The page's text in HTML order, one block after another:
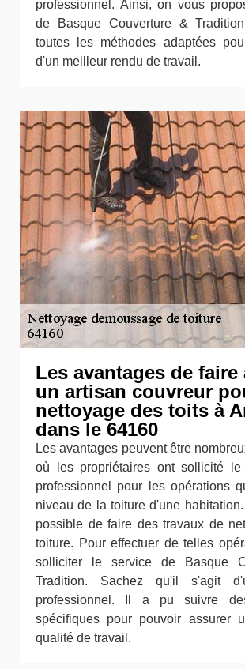
professionnel. Ainsi, on vous
de Basque Couverture &
toutes les méthodes adaptées
d'un meilleur rendu de travail.
Les avantages de faire
un artisan couvreur
nettoyage des toits à
dans le 64160
Les avantages peuvent être
où les propriétaires ont sollicité le
professionnel pour les opérations
niveau de la toiture d'une
possible de faire des travaux de
toiture. Pour effectuer de telles
solliciter le service de Basque
Tradition. Sachez qu'il s'agit
professionnel. Il a pu suivre
spécifiques pour pouvoir assurer
qualité de travail.